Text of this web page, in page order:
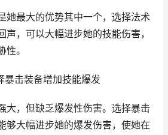
她最大的优势其中一个，选择法术
声，可以大幅进步她的技能伤害，
。
暴击装备增加技能爆发
大，但缺乏爆发性伤害。选择暴击
够大幅进步她的爆发伤害，使她在